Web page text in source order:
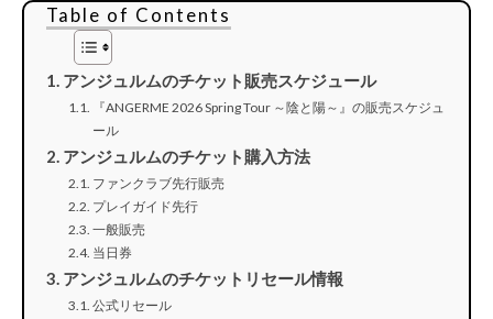
Table of Contents
アンジュルムのチケット販売スケジュール
『ANGERME 2026 Spring Tour ～陰と陽～』の販売スケジュ
ール
アンジュルムのチケット購入方法
ファンクラブ先行販売
プレイガイド先行
一般販売
当日券
アンジュルムのチケットリセール情報
公式リセール